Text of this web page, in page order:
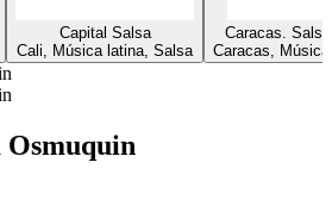
Capital Salsa
Cali, Música latina, Salsa
Caracas.
Caracas,
Osmuquin